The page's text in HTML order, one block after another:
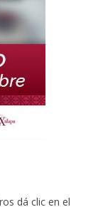
dá clic en el